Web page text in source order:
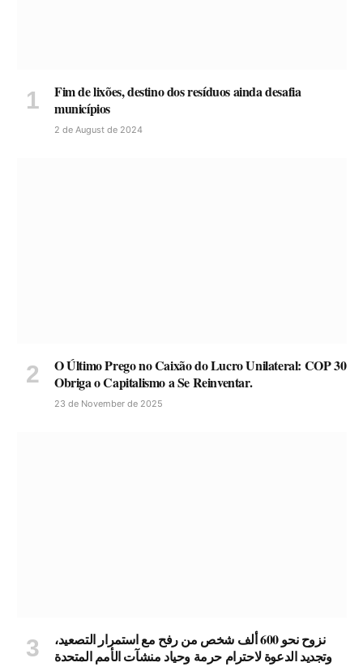
Fim de lixões, destino dos resíduos ainda desafia
municípios
2 de August de 2024
O Último Prego no Caixão do Lucro Unilateral: COP 30
Obriga o Capitalismo a Se Reinventar.
23 de November de 2025
نزوح نحو 600 ألف شخص من رفح مع استمرار التصعيد،
وتجديد الدعوة لاحترام حرمة وحياد منشآت الأمم المتحدة